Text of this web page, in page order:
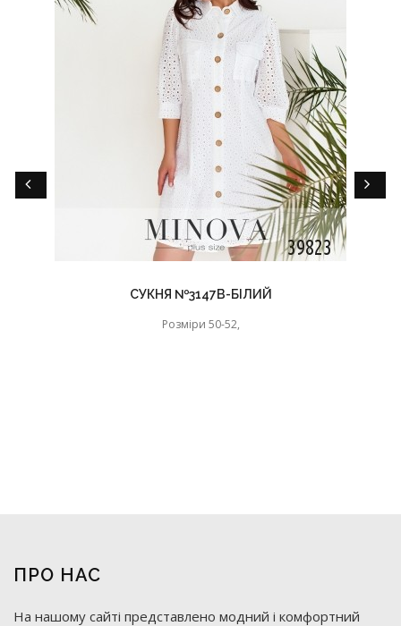
CУКНЯ №3147B-БІЛИЙ
Розміри 50-52,
ПРО НАС
На нашому сайті представлено модний і комфортний